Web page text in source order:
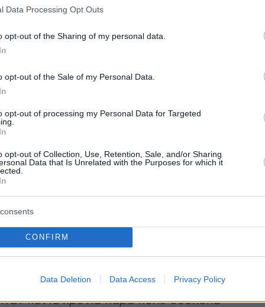
Data Processing Opt Outs
opt-out of the Sharing of my personal data.
opt-out of the Sale of my Personal Data.
opt-out of processing my Personal Data for Targeted
opt-out of Collection, Use, Retention, Sale, and/or Sharing
Data that Is Unrelated with the Purposes for which it
CONFIRM
Data Deletion Data Access Privacy Policy
που είχε παραχωρήσει στο podcast
περασμένο Μάρτιο,η Αγγελική Ηλιάδη έκανε
και ψυχολογική κακοποίηση
Λαζαρίδη, αφού ο γιος της γνωρίζει
ξεκίνησε λέγοντας πως βίωσε πολύ
δίπλα στον επιχειρηματία, με
να καταλήξει ένα «άβουλο πλάσμα» και να
της: «Ήμουν αρκετά περιορισμένη και
μια πάρα πολύ δύσκολη κατάσταση. Είχα
να μην πω κάτι όλα αυτά τα χρόνια, γιατί και
ήταν μικρό. Επειδή έχει μεγαλώσει τώρα και
μου είναι και λίγο πιο εύκολο να μοιραστώ
πέντε χρόνια πάρα πολύ δύσκολα